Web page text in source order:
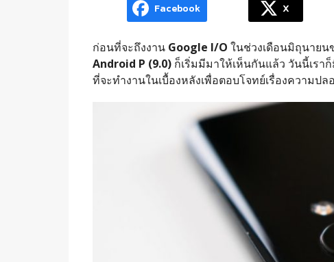
Facebook X
ก่อนที่จะถึงงาน Google I/O ในช่วงเดือนมิถุนายน
Android P (9.0)ก็เริ่มมีมาให้เห็นกันแล้ว วันนี้เรา
ที่จะทำงานในเบื้องหลังเพื่อตอบโจทย์เรื่องความป